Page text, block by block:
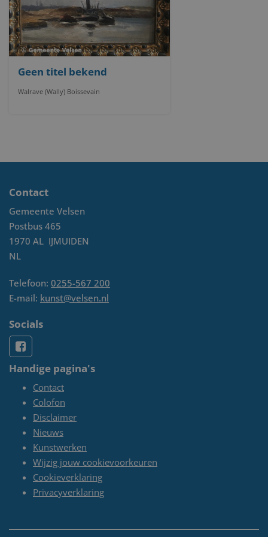
Geen titel bekend
Walrave (Wally) Boissevain
Contact
Gemeente Velsen
Postbus 465
1970 AL IJMUIDEN
NL
Telefoon: 0255-567 200
E-mail: kunst@velsen.nl
Socials
Handige pagina's
Contact
Colofon
Disclaimer
Nieuws
Kunstwerken
Wijzig jouw cookievoorkeuren
Cookieverklaring
Privacyverklaring